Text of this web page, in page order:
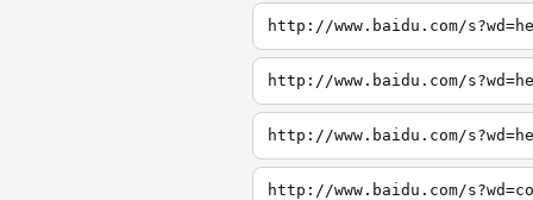
http://www.baidu.com/
http://www.baidu.com/
http://www.baidu.com/
http://www.baidu.com/